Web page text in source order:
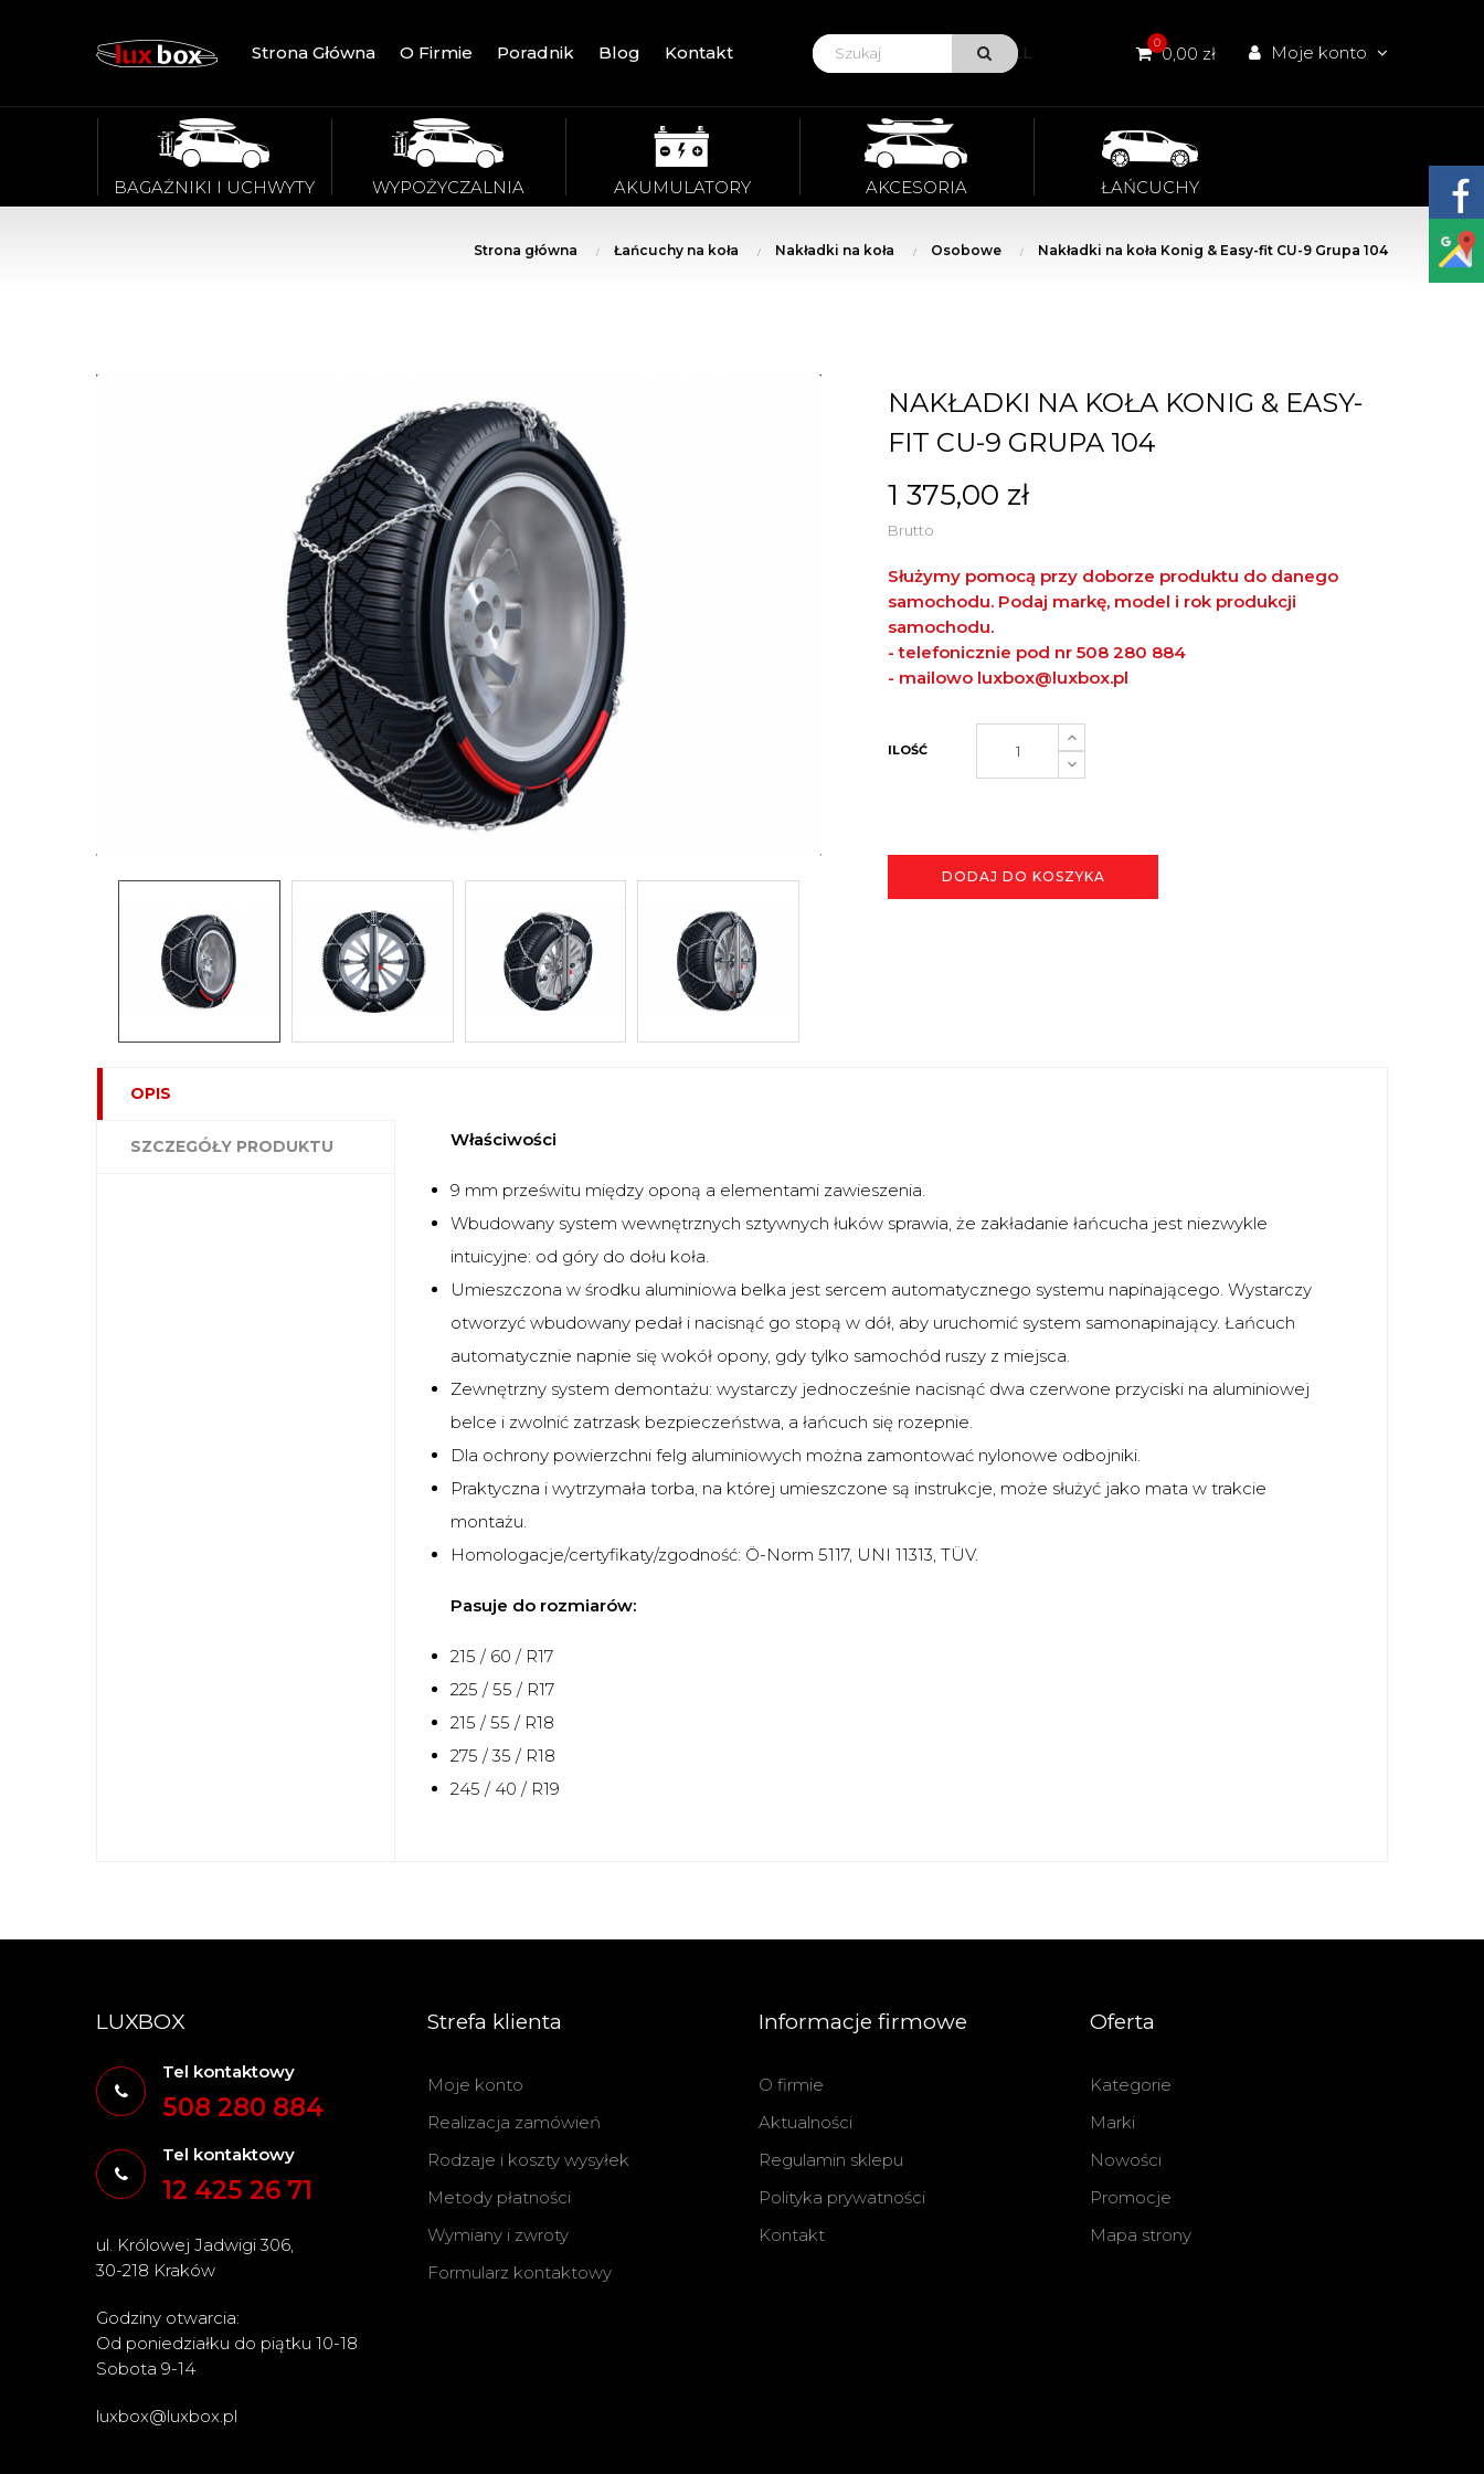
Strona Główna O Firmie Poradnik Blog Kontakt VIEW ALL 00,00 zł Moje konto
BAGAŻNIKI I UCHWYTY WYPOŻYCZALNIA AKUMULATORY AKCESORIA ŁAŃCUCHY
Strona główna Łańcuchy na koła Nakładki na koła Osobowe Nakładki na koła Konig & Easy-fit CU-9 Grupa 104
NAKŁADKI NA KOŁA KONIG & EASY-
FIT CU-9 GRUPA 104
1 375,00 zł
Brutto
Służymy pomocą przy doborze produktu do danego
samochodu. Podaj markę, model i rok produkcji
samochodu.
- telefonicznie pod nr 508 280 884
- mailowo luxbox@luxbox.pl
ILOŚĆ
DODAJ DO KOSZYKA
OPIS
SZCZEGÓŁY PRODUKTU Właściwości
9 mm prześwitu między oponą a elementami zawieszenia.
Wbudowany system wewnętrznych sztywnych łuków sprawia, że zakładanie łańcucha jest niezwykle
intuicyjne: od góry do dołu koła.
Umieszczona w środku aluminiowa belka jest sercem automatycznego systemu napinającego. Wystarczy
otworzyć wbudowany pedał i nacisnąć go stopą w dół, aby uruchomić system samonapinający. Łańcuch
automatycznie napnie się wokół opony, gdy tylko samochód ruszy z miejsca.
Zewnętrzny system demontażu: wystarczy jednocześnie nacisnąć dwa czerwone przyciski na aluminiowej
belce i zwolnić zatrzask bezpieczeństwa, a łańcuch się rozepnie.
Dla ochrony powierzchni felg aluminiowych można zamontować nylonowe odbojniki.
Praktyczna i wytrzymała torba, na której umieszczone są instrukcje, może służyć jako mata w trakcie
montażu.
Homologacje/certyfikaty/zgodność: Ö-Norm 5117, UNI 11313, TÜV.
Pasuje do rozmiarów:
215 / 60 / R17
225 / 55 / R17
215 / 55 / R18
275 / 35 / R18
245 / 40 / R19
LUXBOX
Tel kontaktowy
508 280 884
Tel kontaktowy
12 425 26 71
ul. Królowej Jadwigi 306,
30-218 Kraków
Godziny otwarcia:
Od poniedziałku do piątku 10-18
Sobota 9-14
luxbox@luxbox.pl
Strefa klienta
Moje konto
Realizacja zamówień
Rodzaje i koszty wysyłek
Metody płatności
Wymiany i zwroty
Formularz kontaktowy
Informacje firmowe
O firmie
Aktualności
Regulamin sklepu
Polityka prywatności
Kontakt
Oferta
Kategorie
Marki
Nowości
Promocje
Mapa strony